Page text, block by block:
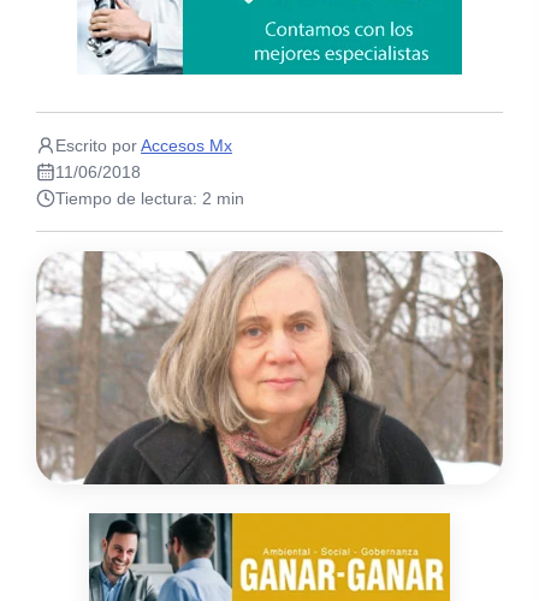
Escrito porAccesos Mx
11/06/2018
Tiempo de lectura: 2 min